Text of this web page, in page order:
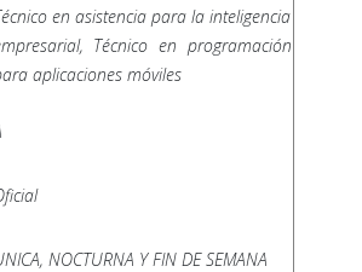
en asistencia para la inteligencia
Técnico en programación
aplicaciones móviles
NOCTURNA Y FIN DE SEMANA